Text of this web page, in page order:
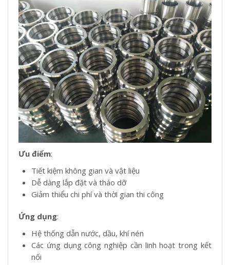
Ưu điểm:
Tiết kiệm không gian và vật liệu
Dễ dàng lắp đặt và tháo dỡ
Giảm thiểu chi phí và thời gian thi công
Ứng dụng:
Hệ thống dẫn nước, dầu, khí nén
Các ứng dụng công nghiệp cần linh hoạt trong kết
nối